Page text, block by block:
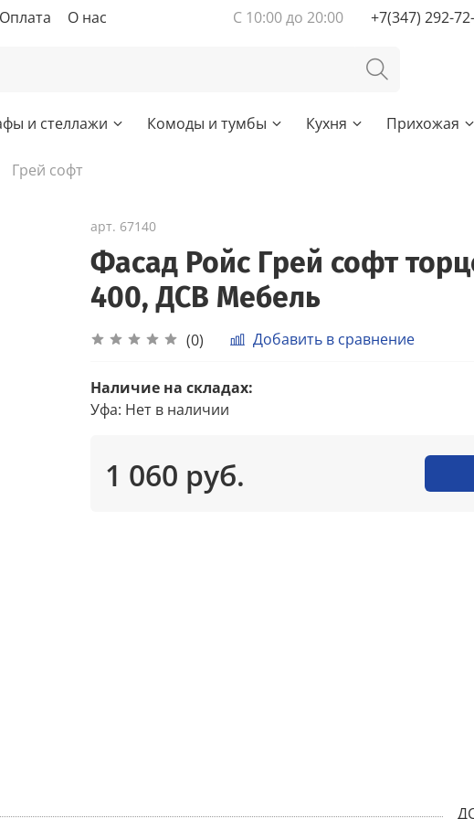
Оплата О нас С 10:00 до 20:00 +7(347) 292-
и стеллажи Комоды и тумбы Кухня Прихожая
Грей софт
арт. 67140
Фасад Ройс Грей софт
400, ДСВ Мебель
(0) Добавить в сравнение
Наличие на складах:
Уфа: Нет в наличии
1 060 руб.